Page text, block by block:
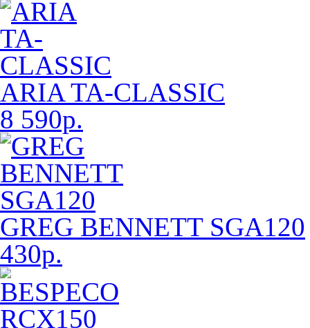
ARIA TA-CLASSIC
8 590р.
GREG BENNETT SGA120
430р.